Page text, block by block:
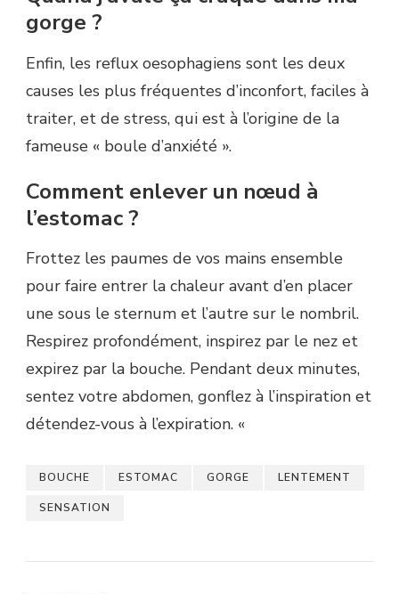
gorge ?
Enfin, les reflux oesophagiens sont les deux
causes les plus fréquentes d’inconfort, faciles à
traiter, et de stress, qui est à l’origine de la
fameuse « boule d’anxiété ».
Comment enlever un nœud à
l’estomac ?
Frottez les paumes de vos mains ensemble
pour faire entrer la chaleur avant d’en placer
une sous le sternum et l’autre sur le nombril.
Respirez profondément, inspirez par le nez et
expirez par la bouche. Pendant deux minutes,
sentez votre abdomen, gonflez à l’inspiration et
détendez-vous à l’expiration. «
BOUCHE ESTOMAC GORGE LENTEMENT
SENSATION